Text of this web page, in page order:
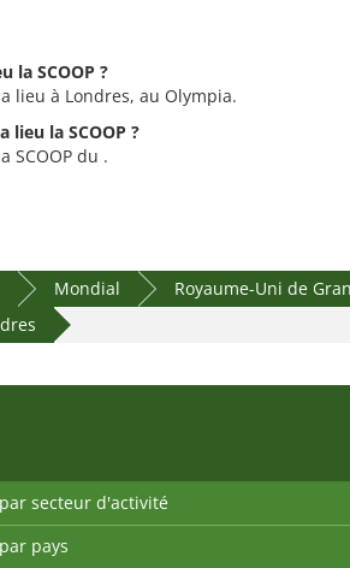
la SCOOP ?
a lieu à Londres, au Olympia.
lieu la SCOOP ?
SCOOP du .
Mondial Royaume-Uni de
secteur d'activité
pays